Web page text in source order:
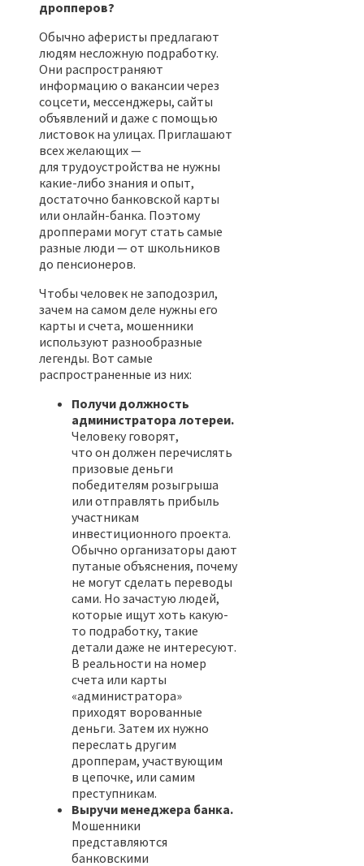
дропперов?
Обычно аферисты предлагают
людям несложную подработку.
Они распространяют
информацию о вакансии через
соцсети, мессенджеры, сайты
объявлений и даже с помощью
листовок на улицах. Приглашают
всех желающих —
для трудоустройства не нужны
какие-либо знания и опыт,
достаточно банковской карты
или онлайн-банка. Поэтому
дропперами могут стать самые
разные люди — от школьников
до пенсионеров.
Чтобы человек не заподозрил,
зачем на самом деле нужны его
карты и счета, мошенники
используют разнообразные
легенды. Вот самые
распространенные из них:
Получи должность
администратора лотереи.
Человеку говорят,
что он должен перечислять
призовые деньги
победителям розыгрыша
или отправлять прибыль
участникам
инвестиционного проекта.
Обычно организаторы дают
путаные объяснения, почему
не могут сделать переводы
сами. Но зачастую людей,
которые ищут хоть какую-
то подработку, такие
детали даже не интересуют.
В реальности на номер
счета или карты
«администратора»
приходят ворованные
деньги. Затем их нужно
переслать другим
дропперам, участвующим
в цепочке, или самим
преступникам.
Выручи менеджера банка.
Мошенники
представляются
банковскими